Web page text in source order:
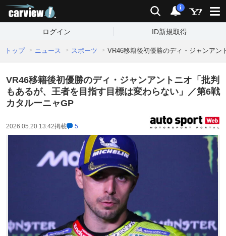
検索 通知
i
ログイン ID新規取得
トップ ニュース スポーツ VR46移籍後初優勝のディ・ジャンア
VR46移籍後初優勝のディ・ジャンアントニオ「批判
もあるが、王者を目指す目標は変わらない」／第6戦
カタルーニャGP
2026.05.20 13:42掲載 5